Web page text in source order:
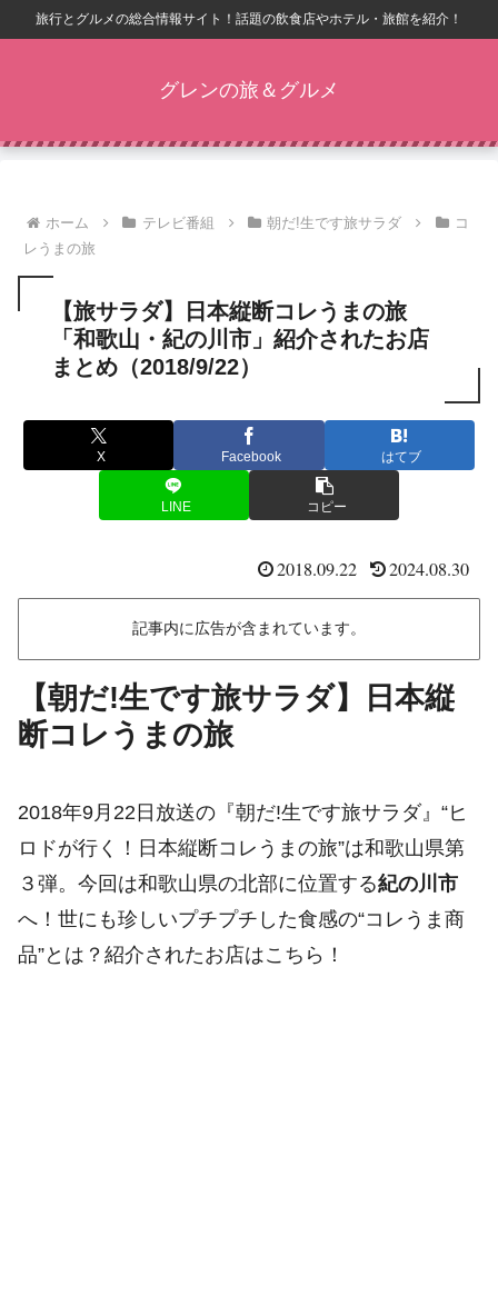
旅行とグルメの総合情報サイト！話題の飲食店やホテル・旅館を紹介！
グレンの旅＆グルメ
ホーム テレビ番組 朝だ!生です旅サラダ
コ
レうまの旅
【旅サラダ】日本縦断コレうまの旅
「和歌山・紀の川市」紹介されたお店
まとめ（2018/9/22）
X Facebook はてブ
LINE コピー
2018.09.22 2024.08.30
記事内に広告が含まれています。
【朝だ!生です旅サラダ】日本縦
断コレうまの旅
2018年9月22日放送の『朝だ!生です旅サラダ』“ヒ
ロドが行く！日本縦断コレうまの旅”は和歌山県第
３弾。今回は和歌山県の北部に位置する紀の川市
へ！世にも珍しいプチプチした食感の“コレうま商
品”とは？紹介されたお店はこちら！